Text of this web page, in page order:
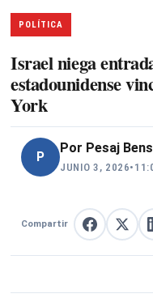
POLÍTICA
Israel niega
estadounidense
York
P
Por Pesaj
JUNIO 3, 2026•
Compartir Compartir en